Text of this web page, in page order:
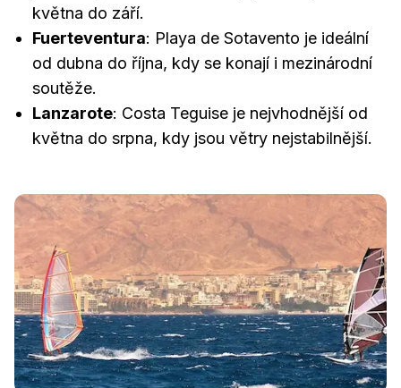
května do září.
Fuerteventura: Playa de Sotavento je ideální
od dubna do října, kdy se konají i mezinárodní
soutěže.
Lanzarote: Costa Teguise je nejvhodnější od
května do srpna, kdy jsou větry nejstabilnější.